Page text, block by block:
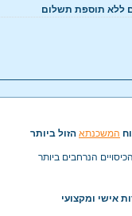
ללא תוספת תשלום
המשכנתא הזול ביותר
הנרחבים ביותר
אישי ומקצועי